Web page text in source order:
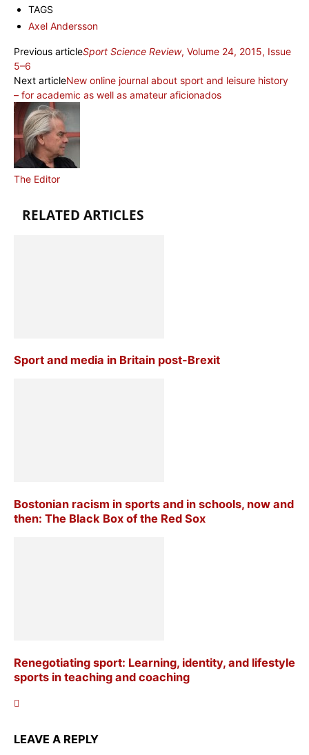
TAGS
Axel Andersson
Previous articleSport Science Review, Volume 24, 2015, Issue
5–6
Next articleNew online journal about sport and leisure history
– for academic as well as amateur aficionados
The Editor
RELATED ARTICLES
Sport and media in Britain post-Brexit
Bostonian racism in sports and in schools, now and
then: The Black Box of the Red Sox
Renegotiating sport: Learning, identity, and lifestyle
sports in teaching and coaching
LEAVE A REPLY